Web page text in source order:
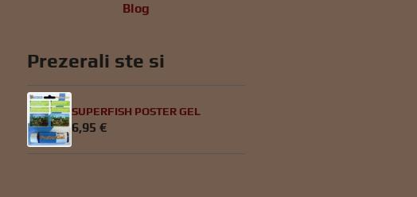
Blog
Prezerali ste si
SUPERFISH POSTER GEL
6,95 €